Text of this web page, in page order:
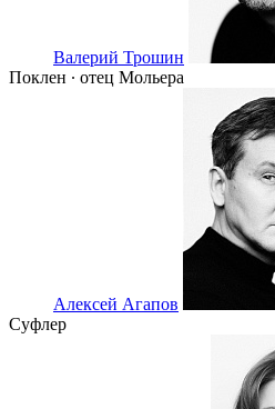
Валерий Трошин
Поклен ∙ отец Мольера
Алексей Агапов
Суфлер